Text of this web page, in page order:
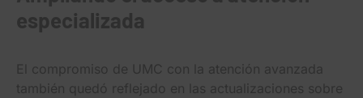
especializada
El compromiso de UMC con la atención avanzada
también quedó reflejado en las actualizaciones sobre